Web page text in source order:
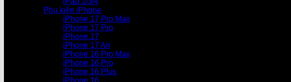
Phụ kiện iPhone
iPhone 17 Pro Max
iPhone 17 Pro
iPhone 17
iPhone 17 Air
iPhone 16 Pro Max
iPhone 16 Pro
iPhone 16 Plus
iPhone 16